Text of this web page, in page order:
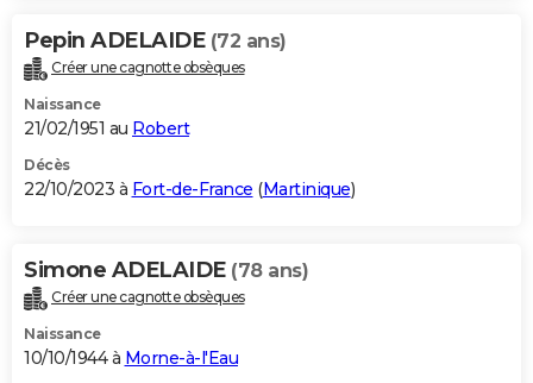
Pepin ADELAIDE (72 ans)
Créer une cagnotte obsèques
Naissance
21/02/1951 au Robert
Décès
22/10/2023 à Fort-de-France (Martinique)
Simone ADELAIDE (78 ans)
Créer une cagnotte obsèques
Naissance
10/10/1944 à Morne-à-l'Eau